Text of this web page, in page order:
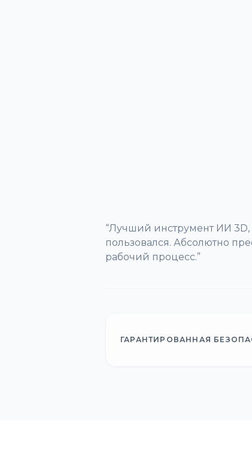
“Лучший инструмент ИИ 3D,
пользовался. Абсолютно
рабочий процесс.”
ГАРАНТИРОВАННАЯ